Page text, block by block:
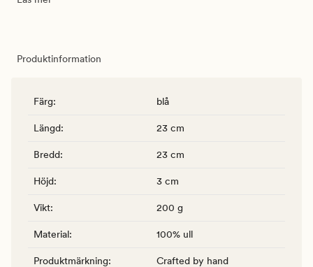
Produktinformation
Färg: blå
Längd: 23 cm
Bredd: 23 cm
Höjd: 3 cm
Vikt: 200 g
Material: 100% ull
Produktmärkning: Crafted by hand